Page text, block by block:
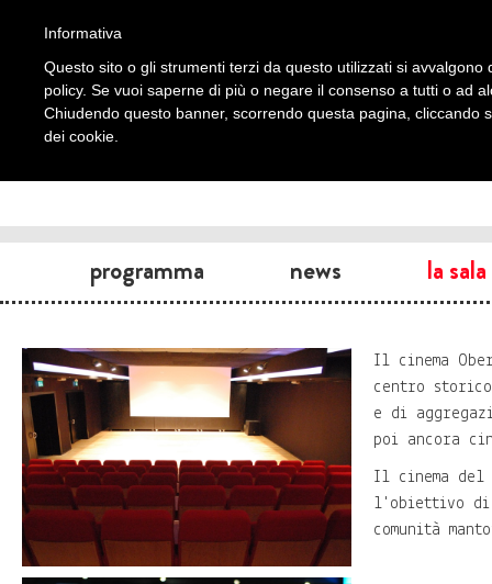
programma news la sala
Il cinema
centro
e di
poi ancora
Il cinema del
l'obiettivo di
comunità
Informativa
Questo sito o gli strumenti terzi da questo utilizzati si
policy. Se vuoi saperne di più o negare il consenso a tutti o ad
Chiudendo questo banner, scorrendo questa pagina, cliccando
dei cookie.